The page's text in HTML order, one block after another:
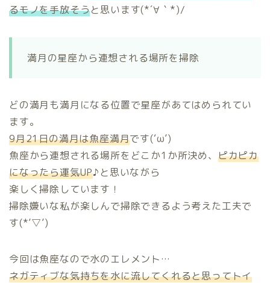
るモノを手放そうと思います(*´∀｀*)/
満月の星座から連想される場所を掃除
どの満月も満月になる位置で星座があてはめられてい
ます。
9月21日の満月は魚座満月です(‘ω’)
魚座から連想される場所をどこか1か所決め、 ピカピカ
になったら運気UP♪と思いながら
楽しく掃除しています！
掃除嫌いな私が楽しんで掃除できるよう考えた工夫で
す(*’▽’)
今回は魚座なので水のエレメント…
ネガティブな気持ちを水に流してくれると思ってトイ